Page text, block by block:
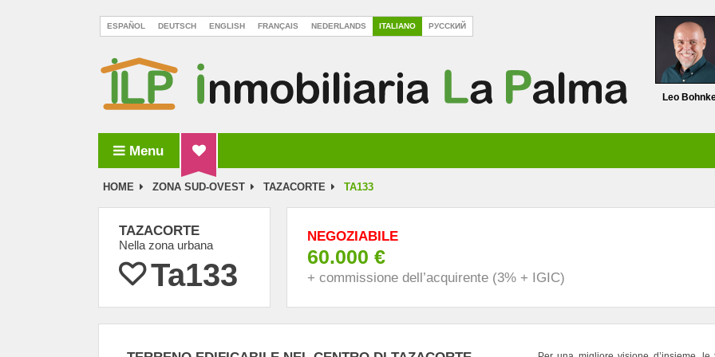
ILP Inmobiliaria La Palma
Leo
ESPAÑOL DEUTSCH ENGLISH FRANÇAIS NEDERLANDS ITALIANO РУССКИЙ
Menu
HOME ZONA SUD-OVEST TAZACORTE TA133
TAZACORTE
Nella zona urbana
Ta133
NEGOZIABILE
60.000 €
+ commissione dell’acquirente (3% + IGIC)